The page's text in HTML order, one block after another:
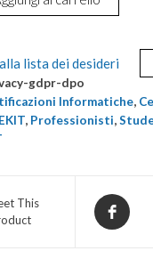
lista dei desideri
gdpr-dpo
Informatiche,
, Professionisti,
This